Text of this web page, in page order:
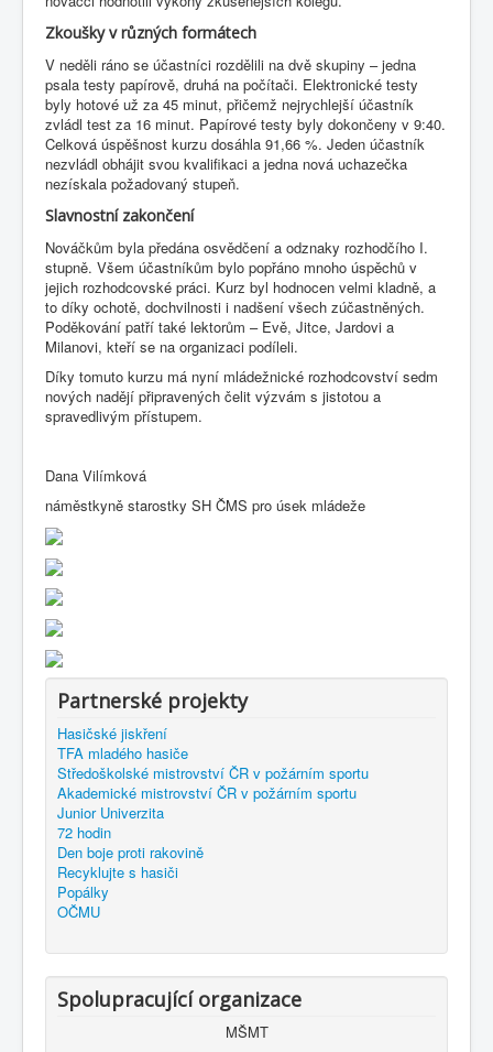
Zkoušky v různých formátech
V neděli ráno se účastníci rozdělili na dvě skupiny – jedna
psala testy papírově, druhá na počítači. Elektronické testy
byly hotové už za 45 minut, přičemž nejrychlejší účastník
zvládl test za 16 minut. Papírové testy byly dokončeny v 9:40.
Celková úspěšnost kurzu dosáhla 91,66 %. Jeden účastník
nezvládl obhájit svou kvalifikaci a jedna nová uchazečka
nezískala požadovaný stupeň.
Slavnostní zakončení
Nováčkům byla předána osvědčení a odznaky rozhodčího I.
stupně. Všem účastníkům bylo popřáno mnoho úspěchů v
jejich rozhodcovské práci. Kurz byl hodnocen velmi kladně, a
to díky ochotě, dochvilnosti i nadšení všech zúčastněných.
Poděkování patří také lektorům – Evě, Jitce, Jardovi a
Milanovi, kteří se na organizaci podíleli.
Díky tomuto kurzu má nyní mládežnické rozhodcovství sedm
nových nadějí připravených čelit výzvám s jistotou a
spravedlivým přístupem.
Dana Vilímková
náměstkyně starostky SH ČMS pro úsek mládeže
Partnerské projekty
Hasičské jiskření
TFA mladého hasiče
Středoškolské mistrovství ČR v požárním sportu
Akademické mistrovství ČR v požárním sportu
Junior Univerzita
72 hodin
Den boje proti rakovině
Recyklujte s hasiči
Popálky
OČMU
Spolupracující organizace
MŠMT